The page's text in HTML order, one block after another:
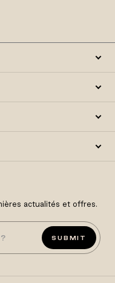
actualités et offres.
SUBMIT